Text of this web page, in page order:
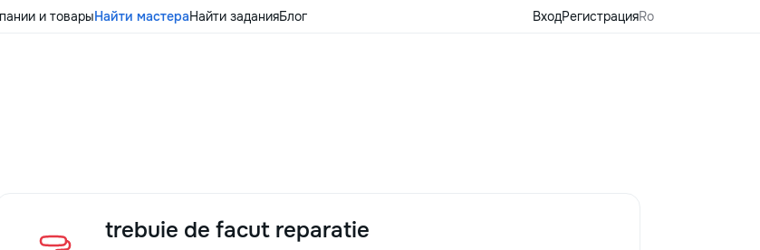
и товарыНайти мастераНайти заданияБлог ВходРегистрацияRo
trebuie de facut reparatie